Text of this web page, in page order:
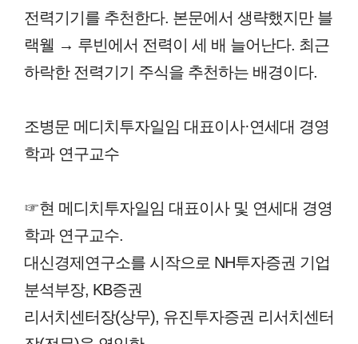
전력기기를 추천한다. 본문에서 생략했지만 블
랙웰 → 루빈에서 전력이 세 배 늘어난다. 최근
하락한 전력기기 주식을 추천하는 배경이다.
조병문 메디치투자일임 대표이사·연세대 경영
학과 연구교수
☞현 메디치투자일임 대표이사 및 연세대 경영
학과 연구교수.
대신경제연구소를 시작으로 NH투자증권 기업
분석부장, KB증권
리서치센터장(상무), 유진투자증권 리서치센터